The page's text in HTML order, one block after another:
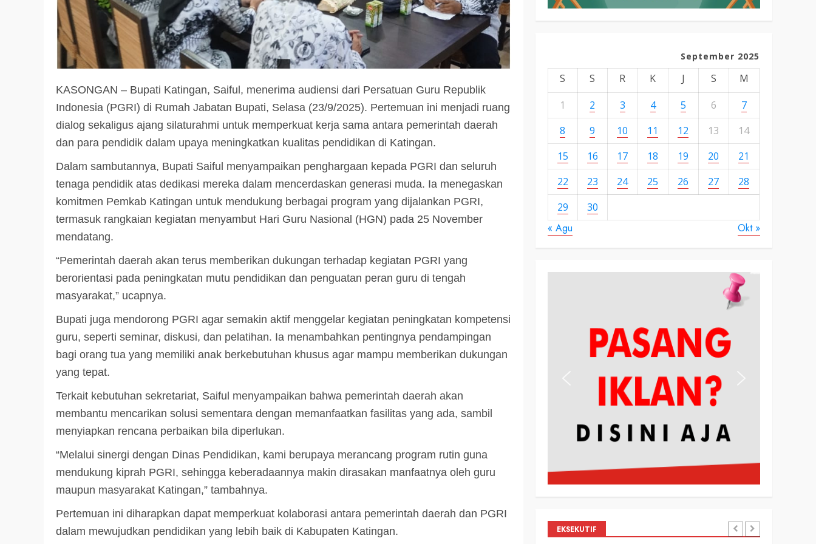
KASONGAN – Bupati Katingan, Saiful, menerima audiensi dari Persatuan Guru Republik
Indonesia (PGRI) di Rumah Jabatan Bupati, Selasa (23/9/2025). Pertemuan ini menjadi ruang
dialog sekaligus ajang silaturahmi untuk memperkuat kerja sama antara pemerintah daerah
dan para pendidik dalam upaya meningkatkan kualitas pendidikan di Katingan.
Dalam sambutannya, Bupati Saiful menyampaikan penghargaan kepada PGRI dan seluruh
tenaga pendidik atas dedikasi mereka dalam mencerdaskan generasi muda. Ia menegaskan
komitmen Pemkab Katingan untuk mendukung berbagai program yang dijalankan PGRI,
termasuk rangkaian kegiatan menyambut Hari Guru Nasional (HGN) pada 25 November
mendatang.
“Pemerintah daerah akan terus memberikan dukungan terhadap kegiatan PGRI yang
berorientasi pada peningkatan mutu pendidikan dan penguatan peran guru di tengah
masyarakat,” ucapnya.
Bupati juga mendorong PGRI agar semakin aktif menggelar kegiatan peningkatan kompetensi
guru, seperti seminar, diskusi, dan pelatihan. Ia menambahkan pentingnya pendampingan
bagi orang tua yang memiliki anak berkebutuhan khusus agar mampu memberikan dukungan
yang tepat.
Terkait kebutuhan sekretariat, Saiful menyampaikan bahwa pemerintah daerah akan
membantu mencarikan solusi sementara dengan memanfaatkan fasilitas yang ada, sambil
menyiapkan rencana perbaikan bila diperlukan.
“Melalui sinergi dengan Dinas Pendidikan, kami berupaya merancang program rutin guna
mendukung kiprah PGRI, sehingga keberadaannya makin dirasakan manfaatnya oleh guru
maupun masyarakat Katingan,” tambahnya.
Pertemuan ini diharapkan dapat memperkuat kolaborasi antara pemerintah daerah dan PGRI
dalam mewujudkan pendidikan yang lebih baik di Kabupaten Katingan.
September 2025
S S R K J S
M
1
2 3 4 5 6
7
8
9 10 11 12 13
14
15
16 17 18 19 20
21
22
23 24 25 26 27
28
29
30
« Agu Okt »
EKSEKUTIF